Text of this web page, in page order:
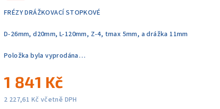
FRÉZY DRÁŽKOVACÍ STOPKOVÉ
D-26mm, d20mm, L-120mm, Z-4, tmax 5mm, a drážka 11mm
Položka byla vyprodána…
1 841 Kč
2 227,61 Kč včetně DPH